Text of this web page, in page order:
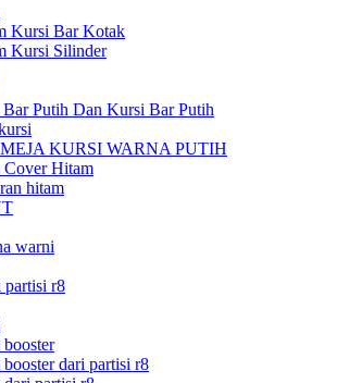
Kursi Bar Kotak
Kursi Silinder
Putih Dan Kursi Bar Putih
KURSI WARNA PUTIH
Cover Hitam
hitam
warni
r8
dari partisi r8